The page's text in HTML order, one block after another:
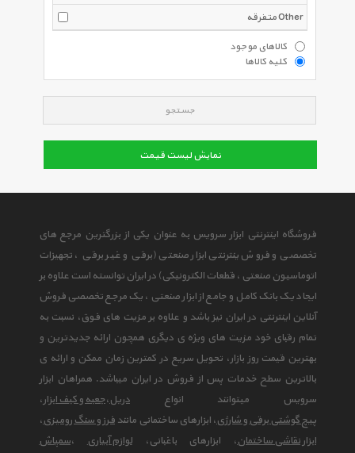
متفرقه Other
کالاهای موجود
کلیه کالاها
جستجو
نمایش لیست قیمت
فروشگاه اینترنتی ابزار سرویس به عنوان یکی از بزرگترین مرجع های
تخصصی و فروش ینترنتی ابزار صنعتی (برقی و غیر برقی ، تجهیزات
اتوماسیون صنعتی ، قطعات الکترونیکی) در ایران توانسته است علاوه بر
ایجاد یک بانک کامل و جامع از ابزار صنعتی ، یک مرجع تخصصی فروش
آنلاین اینترنتی در ایران نیز باشد و علاوه بر مزیت های فوق، نسبت به
تمام رقبای خود مزیت های ویژه ی دیگری همچون ارائه جدیدترین و
بهترین قیمت روز بازار، تحویل سریع در کمترین زمان ممکن و ارائه ی
بالاترین سطح خدمات پس از فروش در ایران میباشد. همراهان ابزار
سرویس میتوانند انواع دریل،جعبه و کیف ابزار،
پیچ گوشتی برقی و شارژی، ابزارهای ساختمانی مانند فرز و سنگ رومیزی،
ابزار نقاشی ساختمان، ابزارهای باغبانی،لوازم آبیاری ،سمپاش